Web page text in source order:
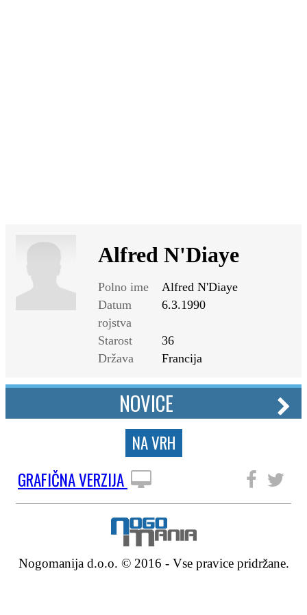
Alfred N'Diaye
Polno ime
Alfred N'Diaye
Datum
rojstva
6.3.1990
Starost
36
Država
Francija
NOVICE
NA VRH
GRAFIČNA VERZIJA
Nogomanija d.o.o. © 2016 - Vse pravice pridržane.